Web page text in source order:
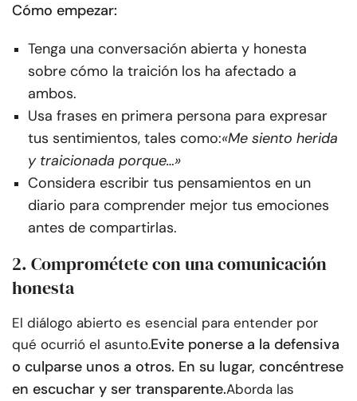
Cómo empezar:
Tenga una conversación abierta y honesta
sobre cómo la traición los ha afectado a
ambos.
Usa frases en primera persona para expresar
tus sentimientos, tales como:«Me siento herida
y traicionada porque…»
Considera escribir tus pensamientos en un
diario para comprender mejor tus emociones
antes de compartirlas.
2. Comprométete con una comunicación
honesta
El diálogo abierto es esencial para entender por
qué ocurrió el asunto.Evite ponerse a la defensiva
o culparse unos a otros. En su lugar, concéntrese
en escuchar y ser transparente.Aborda las